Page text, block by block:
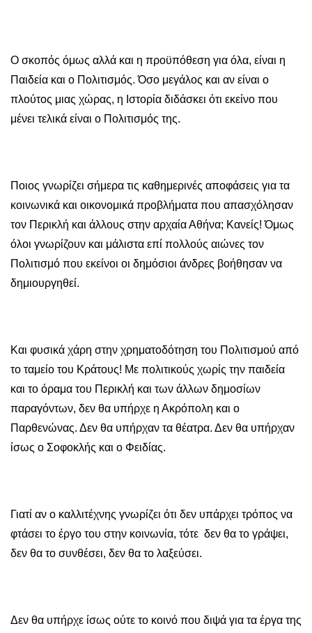
Ο σκοπός όμως αλλά και η προϋπόθεση για όλα, είναι η
Παιδεία και ο Πολιτισμός. Όσο μεγάλος και αν είναι ο
πλούτος μιας χώρας, η Ιστορία διδάσκει ότι εκείνο που
μένει τελικά είναι ο Πολιτισμός της.
Ποιος γνωρίζει σήμερα τις καθημερινές αποφάσεις για τα
κοινωνικά και οικονομικά προβλήματα που απασχόλησαν
τον Περικλή και άλλους στην αρχαία Αθήνα; Κανείς! Όμως
όλοι γνωρίζουν και μάλιστα επί πολλούς αιώνες τον
Πολιτισμό που εκείνοι οι δημόσιοι άνδρες βοήθησαν να
δημιουργηθεί.
Και φυσικά χάρη στην χρηματοδότηση του Πολιτισμού από
το ταμείο του Κράτους! Με πολιτικούς χωρίς την παιδεία
και το όραμα του Περικλή και των άλλων δημοσίων
παραγόντων, δεν θα υπήρχε η Ακρόπολη και ο
Παρθενώνας. Δεν θα υπήρχαν τα θέατρα. Δεν θα υπήρχαν
ίσως ο Σοφοκλής και ο Φειδίας.
Γιατί αν ο καλλιτέχνης γνωρίζει ότι δεν υπάρχει τρόπος να
φτάσει το έργο του στην κοινωνία, τότε δεν θα το γράψει,
δεν θα το συνθέσει, δεν θα το λαξεύσει.
Δεν θα υπήρχε ίσως ούτε το κοινό που διψά για τα έργα της